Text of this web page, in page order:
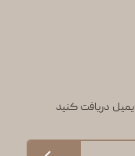
دریافت کنید